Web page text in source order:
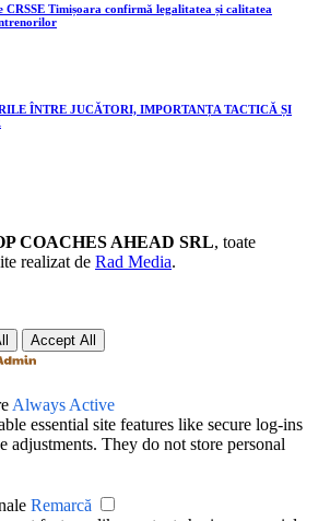
CRSSE Timișoara confirmă legalitatea și calitatea
ÎNTRE JUCĂTORI, IMPORTANȚA TACTICĂ ȘI
COACHES AHEAD SRL, toate
realizat de Rad Media.
Accept All
Always Active
essential site features like secure log-ins
adjustments. They do not store personal
Remarcă